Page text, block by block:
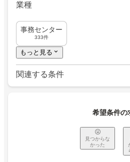
業種
事務センター
333件
もっと見る
関連する条件
希望条件の
見つからな
かった